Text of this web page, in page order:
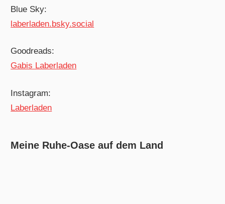
Blue Sky:
laberladen.bsky.social
Goodreads:
Gabis Laberladen
Instagram:
Laberladen
Meine Ruhe-Oase auf dem Land